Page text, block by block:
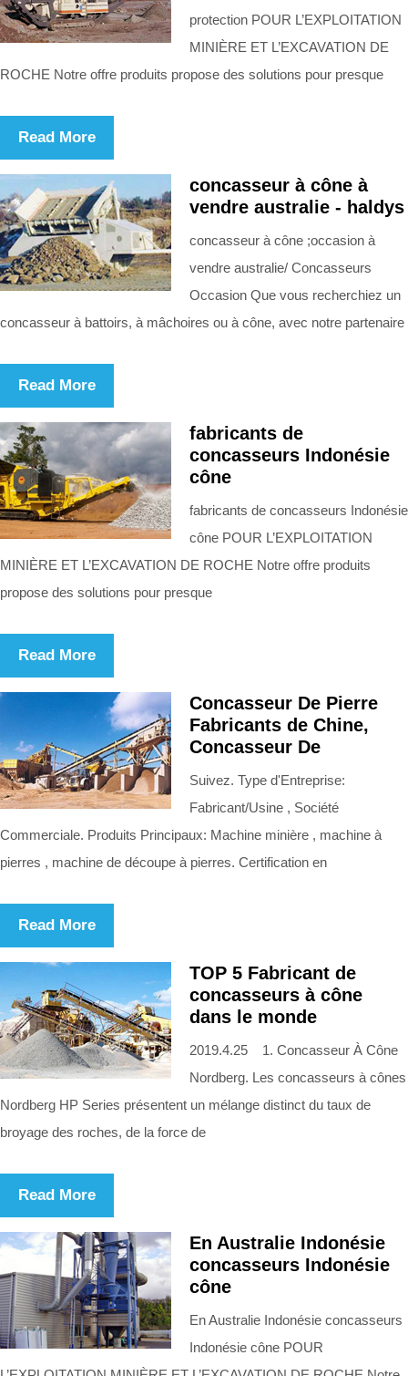
protection POUR L’EXPLOITATION
MINIÈRE ET L’EXCAVATION DE
ROCHE Notre offre produits propose des solutions pour presque
Read More
concasseur à cône à
vendre australie - haldys
concasseur à cône ;occasion à
vendre australie/ Concasseurs
Occasion Que vous recherchiez un
concasseur à battoirs, à mâchoires ou à cône, avec notre partenaire
Read More
fabricants de
concasseurs Indonésie
cône
fabricants de concasseurs Indonésie
cône POUR L’EXPLOITATION
MINIÈRE ET L’EXCAVATION DE ROCHE Notre offre produits
propose des solutions pour presque
Read More
Concasseur De Pierre
Fabricants de Chine,
Concasseur De
Suivez. Type d'Entreprise:
Fabricant/Usine , Société
Commerciale. Produits Principaux: Machine minière , machine à
pierres , machine de découpe à pierres. Certification en
Read More
TOP 5 Fabricant de
concasseurs à cône
dans le monde
2019.4.25 1. Concasseur À Cône
Nordberg. Les concasseurs à cônes
Nordberg HP Series présentent un mélange distinct du taux de
broyage des roches, de la force de
Read More
En Australie Indonésie
concasseurs Indonésie
cône
En Australie Indonésie concasseurs
Indonésie cône POUR